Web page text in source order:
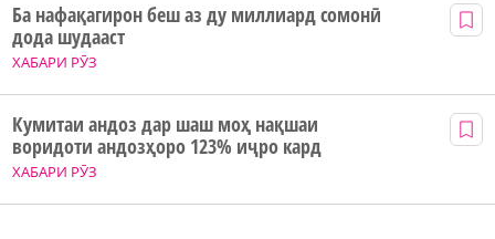
ХАБАРИ РӮЗ
Ба нафақагирон беш аз ду миллиард сомонӣ
дода шудааст
ХАБАРИ РӮЗ
Кумитаи андоз дар шаш моҳ нақшаи
воридоти андозҳоро 123% иҷро кард